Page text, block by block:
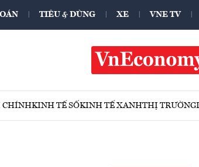
TIÊU & DÙNG XE VNE TV
CHÍNHKINH TẾ SỐKINH TẾ XANHTHỊ TRƯỜNG